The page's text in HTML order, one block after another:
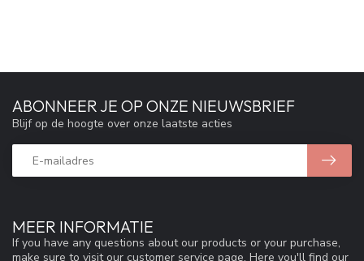
MEER INFORMATIE
If you have any questions about our products or your purchase,
make sure to visit our customer service page. Here you'll find our
ABONNEER JE OP ONZE NIEUWSBRIEF
Blijf op de hoogte over onze laatste acties